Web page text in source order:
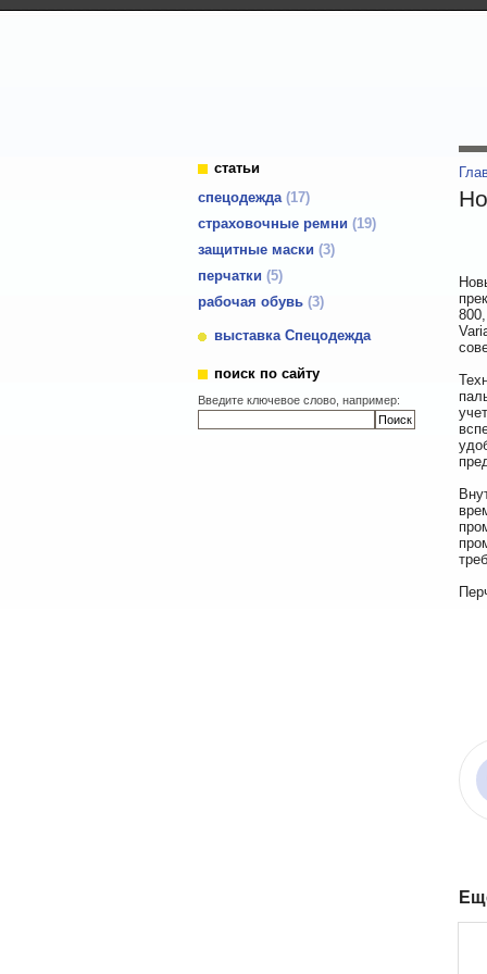
статьи
cпецодежда 17
страховочные ремни
19
защитные маски 3
перчатки 5
рабочая обувь 3
выставка Спецодежда
поиск по сайту
Введите ключевое слово, например: